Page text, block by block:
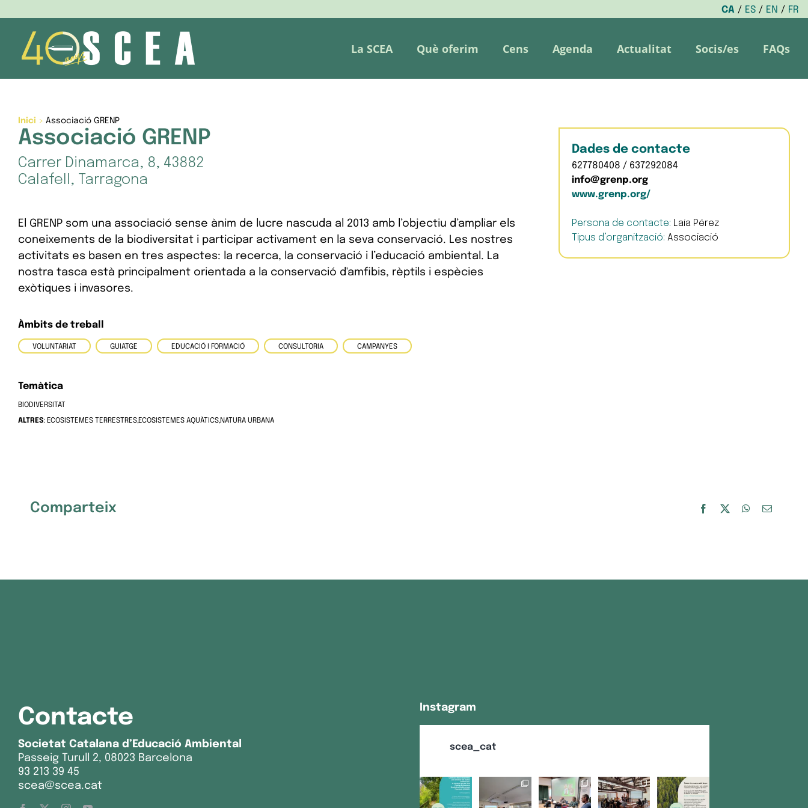
CA ES EN
FR
content
La SCEA Què oferim Cens Agenda Actualitat Socis/es FAQs
Inici > Associació GRENP
Associació GRENP
Carrer Dinamarca, 8, 43882
Calafell, Tarragona
El GRENP som una associació sense ànim de lucre nascuda al 2013 amb l’objectiu d’ampliar els
coneixements de la biodiversitat i participar activament en la seva conservació. Les nostres
activitats es basen en tres aspectes: la recerca, la conservació i l’educació ambiental. La
nostra tasca està principalment orientada a la conservació d'amfibis, rèptils i espècies
exòtiques i invasores.
Àmbits de treball
VOLUNTARIAT GUIATGE EDUCACIÓ I FORMACIÓ CONSULTORIA CAMPANYES
Temàtica
BIODIVERSITAT
ALTRES: ECOSISTEMES TERRESTRES,ECOSISTEMES AQUÀTICS,NATURA URBANA
Dades de contacte
627780408 / 637292084
info@grenp.org
www.grenp.org/
Persona de contacte: Laia Pérez
Tipus d’organització: Associació
Comparteix
Contacte
Societat Catalana d’Educació Ambiental
Passeig Turull 2, 08023 Barcelona
93 213 39 45
scea@scea.cat
Instagram
scea_cat